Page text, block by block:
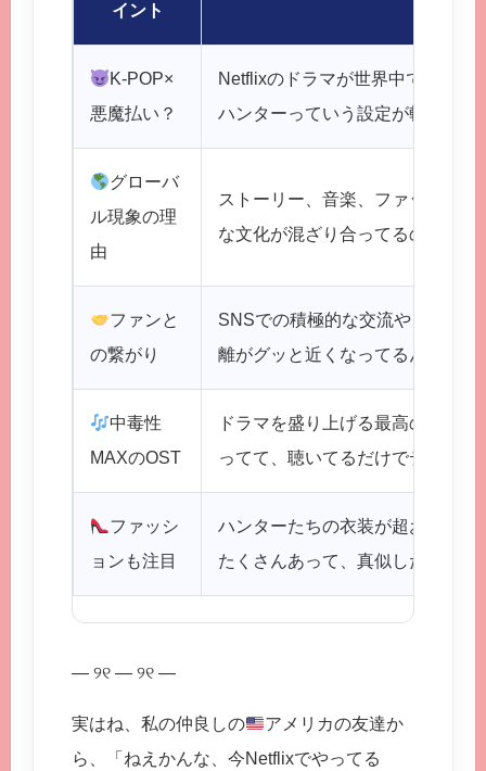
イント
K-POP×
悪魔払い？
Netflixのドラマが世界中で大人気
ハンターっていう設定が斬新すぎ
グローバ
ル現象の理
由
ストーリー、音楽、ファッショ
な文化が混ざり合ってるのが魅力
ファンと
の繋がり
SNSでの積極的な交流や、舞台
離がグッと近くなってるんだって
中毒性
MAXのOST
ドラマを盛り上げる最高の音楽
ってて、聴いてるだけでテンショ
ファッシ
ョンも注目
ハンターたちの衣装が超おしゃ
たくさんあって、真似したくなっ
— ୨୧ — ୨୧ —
実はね、私の仲良しの
アメリカの友達か
ら、「ねえかんな、今Netflixでやってる